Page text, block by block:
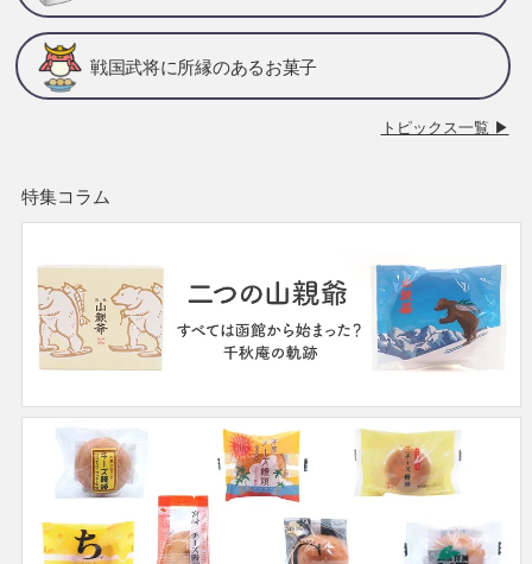
戦国武将に所縁のあるお菓子
トピックス一覧 ▶
特集コラム